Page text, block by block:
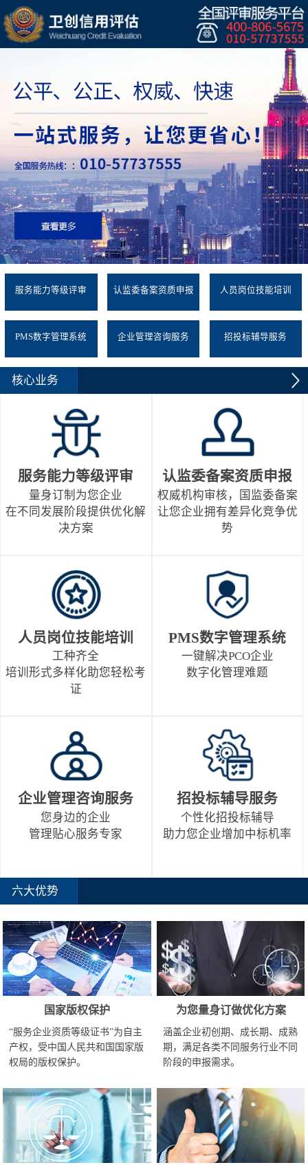
服务能力等级评审 认监委备案资质申报 人员岗位技能培训
PMS数字管理系统 企业管理咨询服务 招投标辅导服务
核心业务
服务能力等级评审
量身订制为您企业
在不同发展阶段提供优化解
决方案
认监委备案资质申报
权威机构审核，国监委备案
让您企业拥有差异化竞争优
势
人员岗位技能培训
工种齐全
培训形式多样化助您轻松考
证
PMS数字管理系统
一键解决PCO企业
数字化管理难题
企业管理咨询服务
您身边的企业
管理贴心服务专家
招投标辅导服务
个性化招投标辅导
助力您企业增加中标机率
六大优势
国家版权保护
“服务企业资质等级证书”为自主
产权，受中国人民共和国国家版
权局的版权保护。
为您量身订做优化方案
涵盖企业初创期、成长期、成熟
期，满足各类不同服务行业不同
阶段的申报需求。